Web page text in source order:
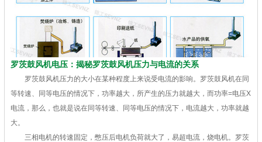
罗茨鼓风机电压：揭秘罗茨鼓风机压力与电流的关系
罗茨鼓风机压力的大小在某种程度上来说受电流的影响。罗茨鼓风机在同
等转速、同等电压的情况下，功率越大，所产生的压力就越大，而功率=电压X
电流，那么，也就是说在同等转速、同等电压的情况下，电流越大，功率就越
大。
三相电机的转速固定，憋压后电机负荷就大了，易超电流，烧电机。罗茨